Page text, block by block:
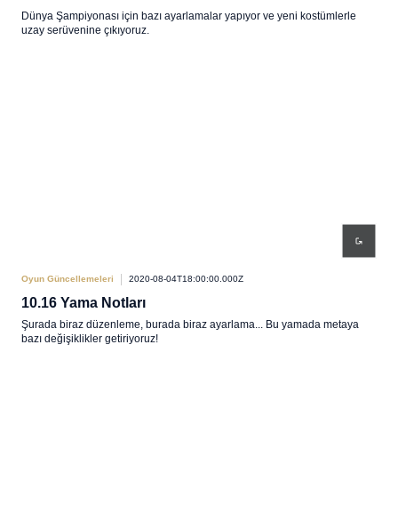
Dünya Şampiyonası için bazı ayarlamalar yapıyor ve yeni kostümlerle
uzay serüvenine çıkıyoruz.
Oyun Güncellemeleri 2020-08-04T18:00:00.000Z
10.16 Yama Notları
Şurada biraz düzenleme, burada biraz ayarlama... Bu yamada metaya
bazı değişiklikler getiriyoruz!